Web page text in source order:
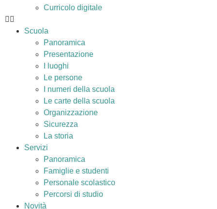
Curricolo digitale
Scuola
Panoramica
Presentazione
I luoghi
Le persone
I numeri della scuola
Le carte della scuola
Organizzazione
Sicurezza
La storia
Servizi
Panoramica
Famiglie e studenti
Personale scolastico
Percorsi di studio
Novità